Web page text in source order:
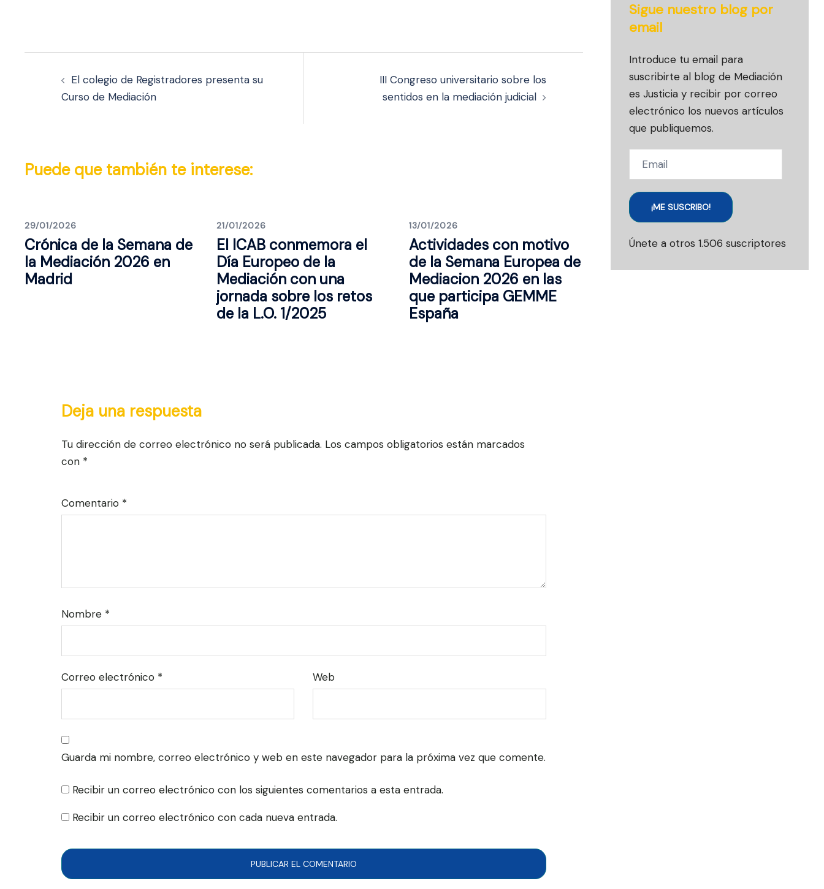
entradas
El colegio de Registradores presenta su
Curso de Mediación
III Congreso universitario sobre los
sentidos en la mediación judicial
Puede que también te interese:
29/01/2026
Crónica de la Semana de
la Mediación 2026 en
Madrid
21/01/2026
El ICAB conmemora el
Día Europeo de la
Mediación con una
jornada sobre los retos
de la L.O. 1/2025
13/01/2026
Actividades con motivo
de la Semana Europea de
Mediacion 2026 en las
que participa GEMME
España
Deja una respuesta
Tu dirección de correo electrónico no será publicada. Los campos obligatorios están marcados
con *
Comentario *
Nombre *
Correo electrónico * Web
Guarda mi nombre, correo electrónico y web en este navegador para la próxima vez que comente.
Recibir un correo electrónico con los siguientes comentarios a esta entrada.
Recibir un correo electrónico con cada nueva entrada.
Sigue nuestro blog por
email
Introduce tu email para
suscribirte al blog de Mediación
es Justicia y recibir por correo
electrónico los nuevos artículos
que publiquemos.
¡ME SUSCRIBO!
Únete a otros 1.506 suscriptores